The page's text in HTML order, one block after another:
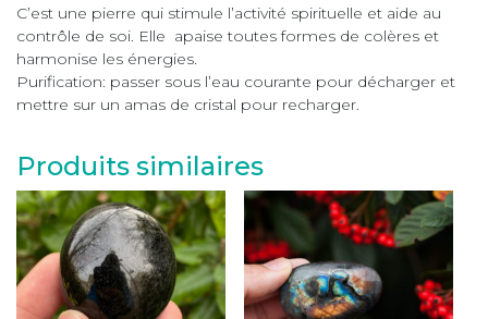
C’est une pierre qui stimule l’activité spirituelle et aide au
contrôle de soi. Elle apaise toutes formes de colères et
harmonise les énergies.
Purification: passer sous l’eau courante pour décharger et
mettre sur un amas de cristal pour recharger.
Produits similaires